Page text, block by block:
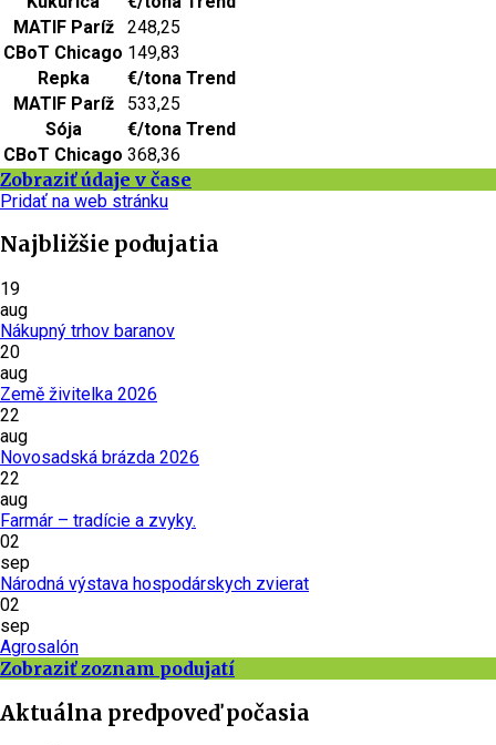
MATIF Paríž
248,25
CBoT Chicago 149,83
Repka
€/tona Trend
MATIF Paríž
533,25
Sója
€/tona Trend
CBoT Chicago 368,36
Zobraziť údaje v čase
Pridať na web stránku
Najbližšie podujatia
19
aug
Nákupný trhov baranov
20
aug
Země živitelka 2026
22
aug
Novosadská brázda 2026
22
aug
Farmár – tradície a zvyky.
02
sep
Národná výstava hospodárskych zvierat
02
sep
Agrosalón
Zobraziť zoznam podujatí
Aktuálna predpoveď počasia